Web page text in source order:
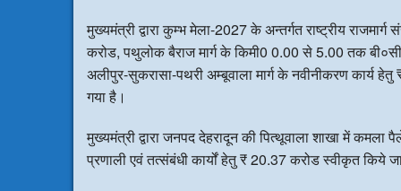
मुख्यमंत्री द्वारा कुम्भ मेला-2027 के अन्तर्गत राष्ट्रीय
करोड, पथुलोक बैराज मार्ग के किमी0 0.00 से 5.00 तक बी०सी०
अलीपुर-सुकरासा-पथरी अम्बूवाला मार्ग के नवीनीकरण कार्य
गया है।
मुख्यमंत्री द्वारा जनपद देहरादून की पित्थूवाला शाखा में
प्रणाली एवं तत्संबंधी कार्यों हेतु ₹ 20.37 करोड स्वीकृत किये